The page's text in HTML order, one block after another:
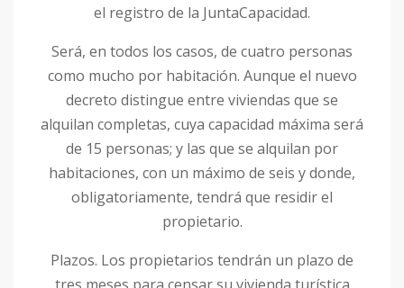
el registro de la JuntaCapacidad.
Será, en todos los casos, de cuatro personas
como mucho por habitación. Aunque el nuevo
decreto distingue entre viviendas que se
alquilan completas, cuya capacidad máxima será
de 15 personas; y las que se alquilan por
habitaciones, con un máximo de seis y donde,
obligatoriamente, tendrá que residir el
propietario.
Plazos. Los propietarios tendrán un plazo de